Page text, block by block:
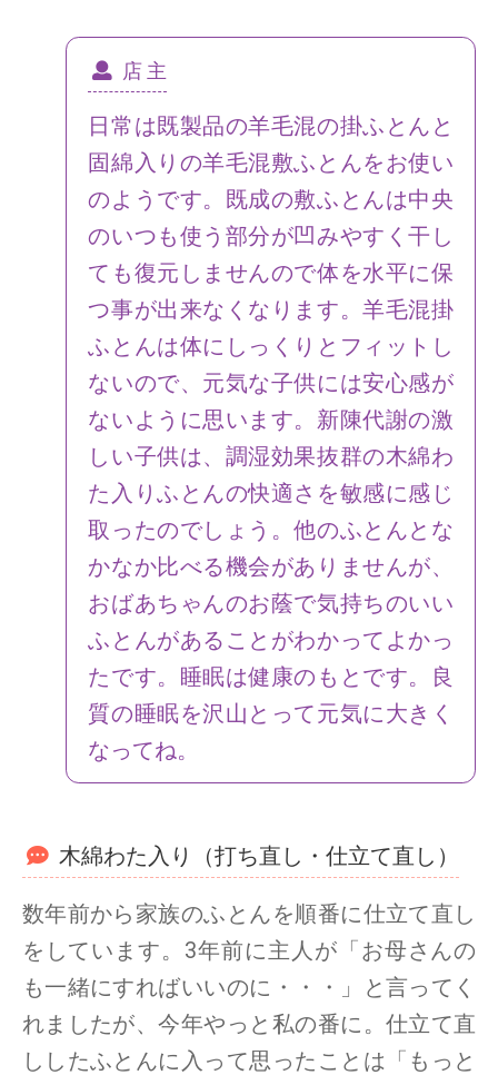
店 主
日常は既製品の羊毛混の掛ふとんと
固綿入りの羊毛混敷ふとんをお使い
のようです。既成の敷ふとんは中央
のいつも使う部分が凹みやすく干し
ても復元しませんので体を水平に保
つ事が出来なくなります。羊毛混掛
ふとんは体にしっくりとフィットし
ないので、元気な子供には安心感が
ないように思います。新陳代謝の激
しい子供は、調湿効果抜群の木綿わ
た入りふとんの快適さを敏感に感じ
取ったのでしょう。他のふとんとな
かなか比べる機会がありませんが、
おばあちゃんのお蔭で気持ちのいい
ふとんがあることがわかってよかっ
たです。睡眠は健康のもとです。良
質の睡眠を沢山とって元気に大きく
なってね。
木綿わた入り（打ち直し・仕立て直し）
数年前から家族のふとんを順番に仕立て直し
をしています。3年前に主人が「お母さんの
も一緒にすればいいのに・・・」と言ってく
れましたが、今年やっと私の番に。仕立て直
ししたふとんに入って思ったことは「もっと